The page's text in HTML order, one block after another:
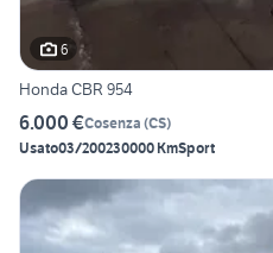
6
Honda CBR 954
6.000 €Cosenza (CS)
Usato03/200230000 KmSport